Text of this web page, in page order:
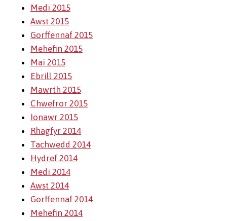
Medi 2015
Awst 2015
Gorffennaf 2015
Mehefin 2015
Mai 2015
Ebrill 2015
Mawrth 2015
Chwefror 2015
Ionawr 2015
Rhagfyr 2014
Tachwedd 2014
Hydref 2014
Medi 2014
Awst 2014
Gorffennaf 2014
Mehefin 2014